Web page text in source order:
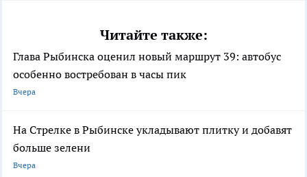
Читайте также:
Глава Рыбинска оценил новый маршрут 39: автобус
особенно востребован в часы пик
Вчера
На Стрелке в Рыбинске укладывают плитку и добавят
больше зелени
Вчера